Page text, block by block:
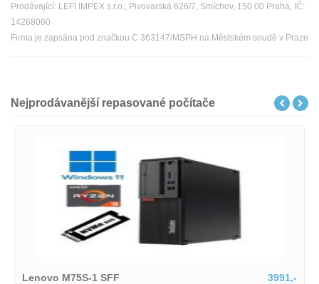
Prodávající: LEFI IMPEX s.r.o., Pivovarská 626/7, Smíchov, 150 00 Praha, IČ:
14268060
Firma je zapsána pod značkou C 363147/MSPH na Městském soudě v Praze
Nejprodávanější repasované počítače
Lenovo M75S-1 SFF 3991,-